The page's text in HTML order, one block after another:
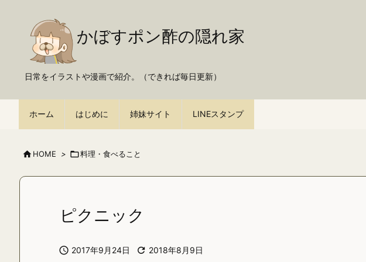
かぼすポン酢の隠れ家
日常をイラストや漫画で紹介。（できれば毎日更新）
ホーム はじめに 姉妹サイト LINEスタンプ
 HOME > 料理・食べること
ピクニック
 2017年9月24日  2018年8月9日